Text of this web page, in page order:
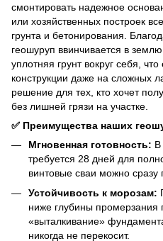
смонтировать надежное
или хозяйственных построек
грунта и бетонирования.
геошуруп ввинчивается в
уплотняя грунт вокруг себя,
конструкции даже на сложных
решение для тех, кто хочет
без лишней грязи на участке.
✅ Преимущества наших
Мгновенная готовность: В
требуется 28 дней для
винтовые сваи можно сразу
Устойчивость к морозам:
ниже глубины промерзания
«выталкивание»
никогда не перекосит.